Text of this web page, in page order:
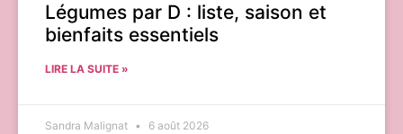
Légumes par D : liste, saison et
bienfaits essentiels
LIRE LA SUITE »
Sandra Malignat 6 août 2026